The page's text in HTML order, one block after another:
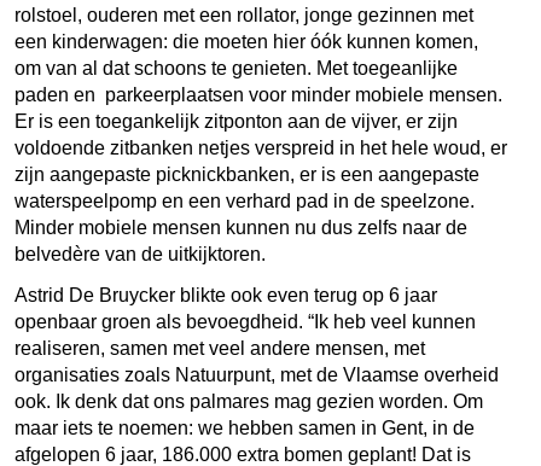
rolstoel, ouderen met een rollator, jonge gezinnen met
een kinderwagen: die moeten hier óók kunnen komen,
om van al dat schoons te genieten. Met toegeanlijke
paden en parkeerplaatsen voor minder mobiele mensen.
Er is een toegankelijk zitponton aan de vijver, er zijn
voldoende zitbanken netjes verspreid in het hele woud, er
zijn aangepaste picknickbanken, er is een aangepaste
waterspeelpomp en een verhard pad in de speelzone.
Minder mobiele mensen kunnen nu dus zelfs naar de
belvedère van de uitkijktoren.
Astrid De Bruycker blikte ook even terug op 6 jaar
openbaar groen als bevoegdheid. “Ik heb veel kunnen
realiseren, samen met veel andere mensen, met
organisaties zoals Natuurpunt, met de Vlaamse overheid
ook. Ik denk dat ons palmares mag gezien worden. Om
maar iets te noemen: we hebben samen in Gent, in de
afgelopen 6 jaar, 186.000 extra bomen geplant! Dat is